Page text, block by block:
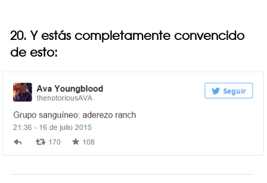
20. Y estás completamente convencido
de esto: